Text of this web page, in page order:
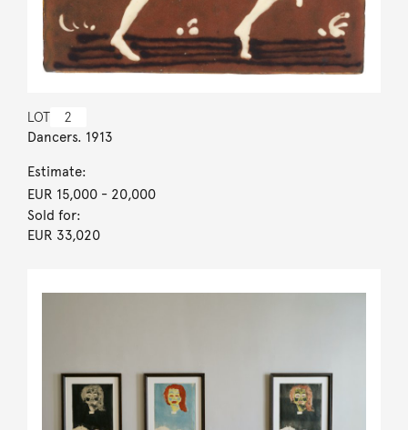
LOT 2
Dancers. 1913
Estimate:
EUR 15,000- 20,000
Sold for:
EUR 33,020